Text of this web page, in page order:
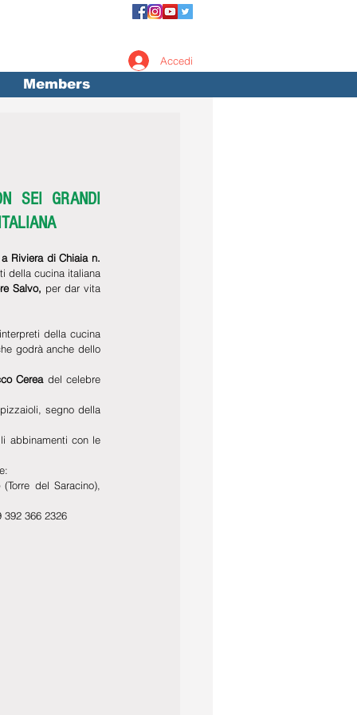
Members
Accedi
SEI GRANDI
Riviera di Chiaia n.
della cucina italiana
Salvo, per dar vita
della cucina
godrà anche dello
Cerea del celebre
segno della
abbinamenti con le
392 366 2326